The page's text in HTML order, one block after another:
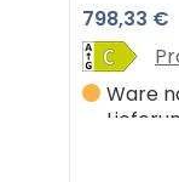
798,33 €
Ware